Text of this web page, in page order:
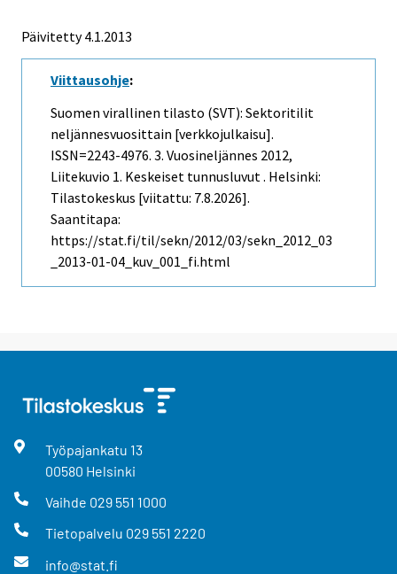
Päivitetty 4.1.2013
Viittausohje:
Suomen virallinen tilasto (SVT): Sektoritilit
neljännesvuosittain [verkkojulkaisu].
ISSN=2243-4976. 3. Vuosineljännes 2012,
Liitekuvio 1. Keskeiset tunnusluvut . Helsinki:
Tilastokeskus [viitattu: 7.8.2026].
Saantitapa:
https://stat.fi/til/sekn/2012/03/sekn_2012_03
_2013-01-04_kuv_001_fi.html
Työpajankatu 13
00580 Helsinki
Vaihde 029 551 1000
Tietopalvelu 029 551 2220
info@stat.fi